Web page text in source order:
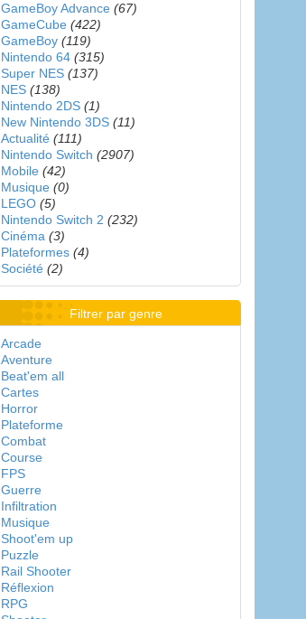
GameBoy Advance (67)
GameCube (422)
GameBoy (119)
Nintendo 64 (315)
Super NES (137)
NES (138)
Nintendo 2DS (1)
New Nintendo 3DS (11)
Actualité (111)
Nintendo Switch (2907)
Mobile (42)
Musique (0)
LEGO (5)
Nintendo Switch 2 (232)
Cinéma (3)
Plateformes (4)
Société (2)
Filtrer par genre
Arcade
Aventure
Beat'em all
Cartes
Horror
Plateforme
Combat
Course
FPS
Guerre
Infiltration
Musique
Shoot'em up
Puzzle
Rail Shooter
Réflexion
RPG